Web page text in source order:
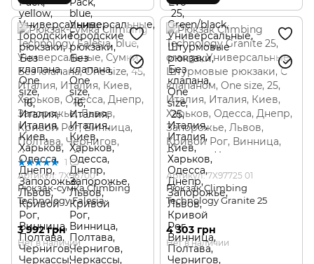
1
Артикул: 7X96700
Рюкзак-сумка Climbing
Technology Falesia
3 992 грн
Нет в наличии
Артикул: 7X97725 01
Рюкзак Climbing
Technology Granite 25
4 303 грн
Нет в наличии